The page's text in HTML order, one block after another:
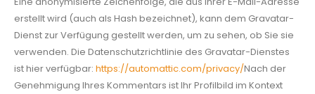
erstellt wird (auch als Hash bezeichnet), kann dem Gravatar-
Dienst zur Verfügung gestellt werden, um zu sehen, ob Sie sie
verwenden. Die Datenschutzrichtlinie des Gravatar-Dienstes
ist hier verfügbar: https://automattic.com/privacy/Nach der
Genehmigung Ihres Kommentars ist Ihr Profilbild im Kontext